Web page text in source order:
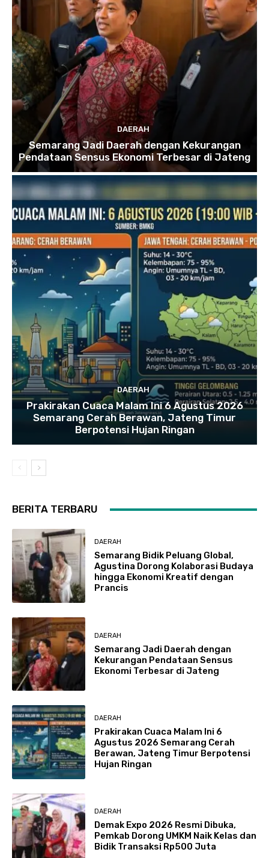
DAERAH
Semarang Jadi Daerah dengan Kekurangan
Pendataan Sensus Ekonomi Terbesar di Jateng
DAERAH
Prakirakan Cuaca Malam Ini 6 Agustus 2026
Semarang Cerah Berawan, Jateng Timur
Berpotensi Hujan Ringan
BERITA TERBARU
DAERAH
Semarang Bidik Peluang Global,
Agustina Dorong Kolaborasi Budaya
hingga Ekonomi Kreatif dengan
Prancis
DAERAH
Semarang Jadi Daerah dengan
Kekurangan Pendataan Sensus
Ekonomi Terbesar di Jateng
DAERAH
Prakirakan Cuaca Malam Ini 6
Agustus 2026 Semarang Cerah
Berawan, Jateng Timur Berpotensi
Hujan Ringan
DAERAH
Demak Expo 2026 Resmi Dibuka,
Pemkab Dorong UMKM Naik Kelas dan
Bidik Transaksi Rp500 Juta